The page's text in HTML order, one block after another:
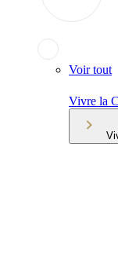
Voir tout
Vivre la